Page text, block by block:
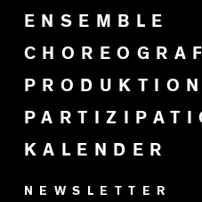
ENSEMBLE
KALENDER
NEWSLETTER